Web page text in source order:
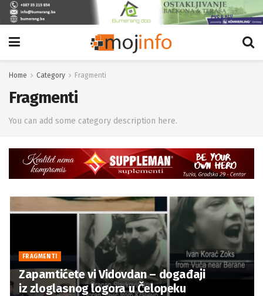
Home Category Fragmenti
Fragmenti
You can add some category description here.
FRAGMENTI
Zapamtićete vi Vidovdan – događaji
iz zloglasnog logora u Čelopeku